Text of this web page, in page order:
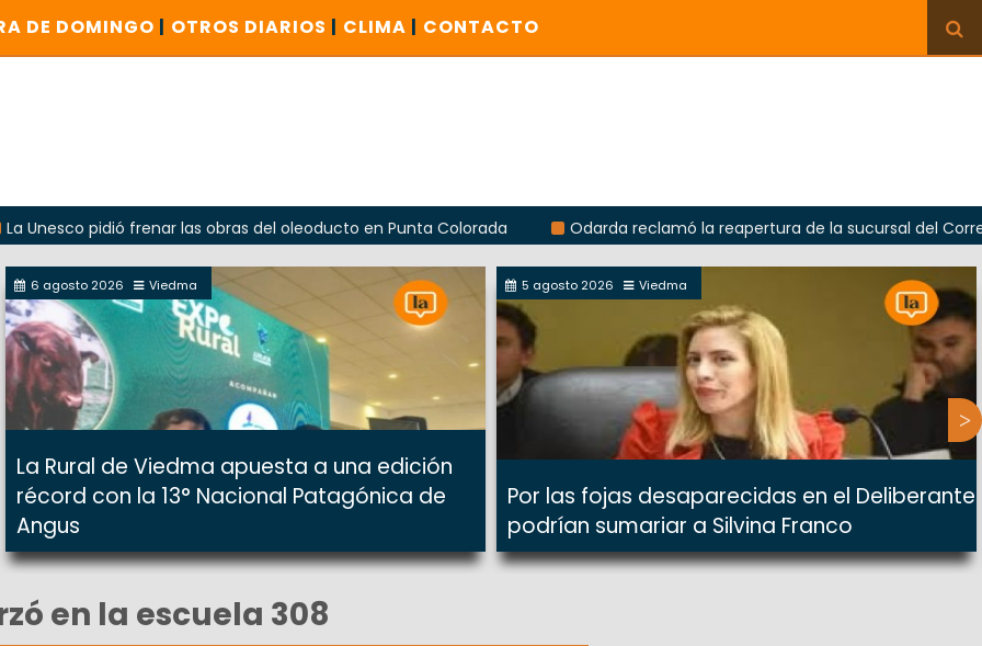
DE DOMINGO | OTROS DIARIOS | CLIMA | CONTACTO
pidió frenar las obras del oleoducto en Punta Colorada
Odarda reclamó la reapertura de la sucursal del Correo
6 agosto 2026 Viedma
La Rural de Viedma apuesta a una edición
récord con la 13° Nacional Patagónica de
Angus
5 agosto 2026 Viedma
Por las fojas desaparecidas en el Deliberante
podrían sumariar a Silvina Franco
en la escuela 308